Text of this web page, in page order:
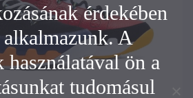
érdekében
A
használatával ön a
tudomásul